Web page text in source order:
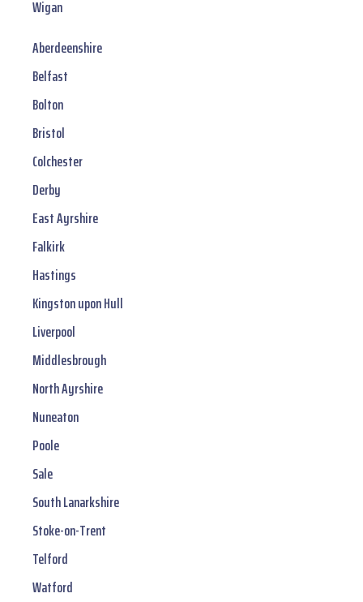
Wigan
Aberdeenshire
Belfast
Bolton
Bristol
Colchester
Derby
East Ayrshire
Falkirk
Hastings
Kingston upon Hull
Liverpool
Middlesbrough
North Ayrshire
Nuneaton
Poole
Sale
South Lanarkshire
Stoke-on-Trent
Telford
Watford